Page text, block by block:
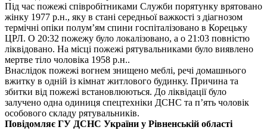
Під час пожежі співробітниками Служби порятунку врятовано
жінку 1977 р.н., яку в стані середньої важкості з діагнозом
термічні опіки полум’ям спини госпіталізовано в Корецьку
ЦРЛ. О 20:32 пожежу було локалізовано, а о 21:03 повністю
ліквідовано. На місці пожежі рятувальниками було виявлено
мертве тіло чоловіка 1958 р.н..
Внаслідок пожежі вогнем знищено меблі, речі домашнього
вжитку в одній із кімнат житлового будинку. Причина та
збитки від пожежі встановлюються. До ліквідації було
залучено одна одиниця спецтехніки ДСНС та п’ять чоловік
особового складу рятувальників.
Повідомляє ГУ ДСНС України у Рівненській області